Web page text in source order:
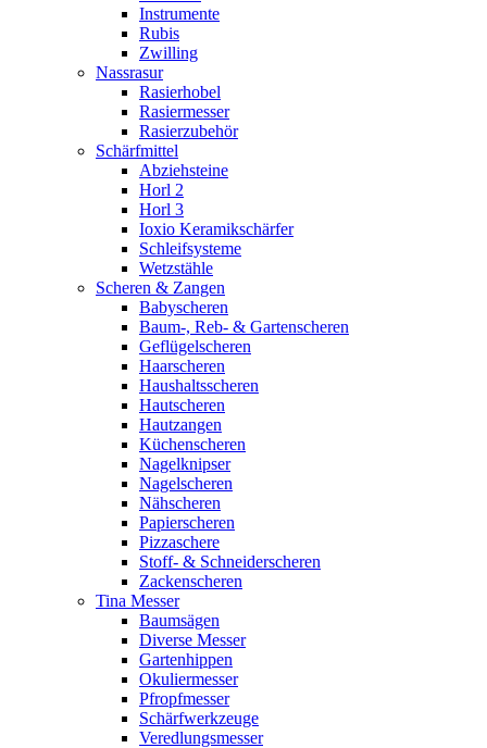
Instrumente
Rubis
Zwilling
Nassrasur
Rasierhobel
Rasiermesser
Rasierzubehör
Schärfmittel
Abziehsteine
Horl 2
Horl 3
Ioxio Keramikschärfer
Schleifsysteme
Wetzstähle
Scheren & Zangen
Babyscheren
Baum-, Reb- & Gartenscheren
Geflügelscheren
Haarscheren
Haushaltsscheren
Hautscheren
Hautzangen
Küchenscheren
Nagelknipser
Nagelscheren
Nähscheren
Papierscheren
Pizzaschere
Stoff- & Schneiderscheren
Zackenscheren
Tina Messer
Baumsägen
Diverse Messer
Gartenhippen
Okuliermesser
Pfropfmesser
Schärfwerkzeuge
Veredlungsmesser